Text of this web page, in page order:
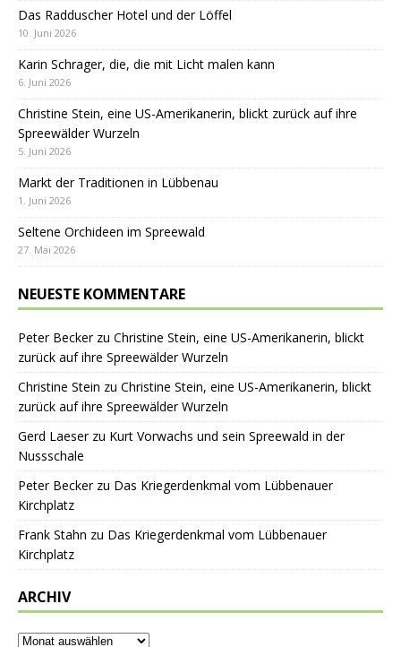
Das Radduscher Hotel und der Löffel
10. Juni 2026
Karin Schrager, die, die mit Licht malen kann
6. Juni 2026
Christine Stein, eine US-Amerikanerin, blickt zurück auf ihre
Spreewälder Wurzeln
5. Juni 2026
Markt der Traditionen in Lübbenau
1. Juni 2026
Seltene Orchideen im Spreewald
27. Mai 2026
NEUESTE KOMMENTARE
Peter Beckerzu Christine Stein, eine US-Amerikanerin, blickt
zurück auf ihre Spreewälder Wurzeln
Christine Stein zu Christine Stein, eine US-Amerikanerin, blickt
zurück auf ihre Spreewälder Wurzeln
Gerd Laeserzu Kurt Vorwachs und sein Spreewald in der
Nussschale
Peter Beckerzu Das Kriegerdenkmal vom Lübbenauer
Kirchplatz
Frank Stahn zu Das Kriegerdenkmal vom Lübbenauer
Kirchplatz
ARCHIV